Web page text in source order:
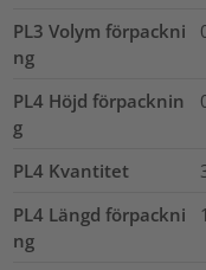
PL3 Volym förpackni
ng
PL4 Höjd förpacknin
g
PL4 Kvantitet
PL4 Längd förpackni
ng